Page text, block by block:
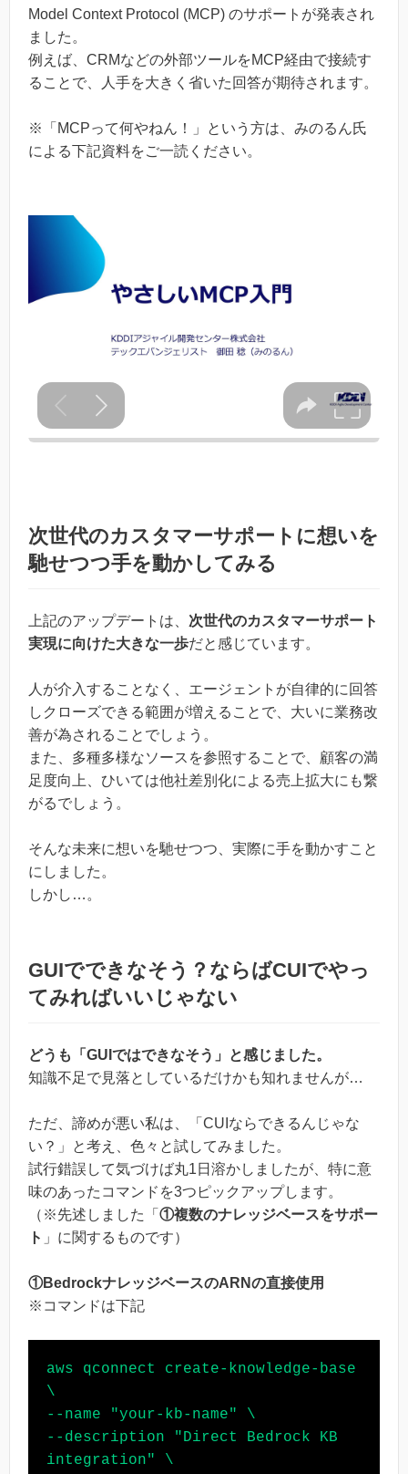
Model Context Protocol (MCP) のサポートが発表され
ました。
例えば、CRMなどの外部ツールをMCP経由で接続す
ることで、人手を大きく省いた回答が期待されます。
※「MCPって何やねん！」という方は、みのるん氏
による下記資料をご一読ください。
次世代のカスタマーサポートに想いを
馳せつつ手を動かしてみる
上記のアップデートは、 次世代のカスタマーサポート
実現に向けた大きな一歩だと感じています。
人が介入することなく、エージェントが自律的に回答
しクローズできる範囲が増えることで、大いに業務改
善が為されることでしょう。
また、多種多様なソースを参照することで、顧客の満
足度向上、ひいては他社差別化による売上拡大にも繋
がるでしょう。
そんな未来に想いを馳せつつ、実際に手を動かすこと
にしました。
しかし…。
GUIでできなそう？ならばCUIでやっ
てみればいいじゃない
どうも「GUIではできなそう」と感じました。
知識不足で見落としているだけかも知れませんが…
ただ、諦めが悪い私は、「CUIならできるんじゃな
い？」と考え、色々と試してみました。
試行錯誤して気づけば丸1日溶かしましたが、特に意
味のあったコマンドを3つピックアップします。
（※先述しました「 ①複数のナレッジベースをサポー
ト 」に関するものです）
①BedrockナレッジベースのARNの直接使用
※コマンドは下記
aws qconnect create-knowledge-base
\
--name "your-kb-name" \
--description "Direct Bedrock KB
integration" \